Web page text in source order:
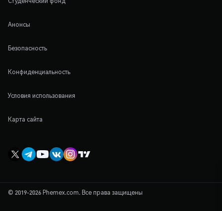
Анонсы
Безопасность
Конфиденциальность
Условия использования
Карта сайта
© 2019-2026 Phemex.com. Все права защищены